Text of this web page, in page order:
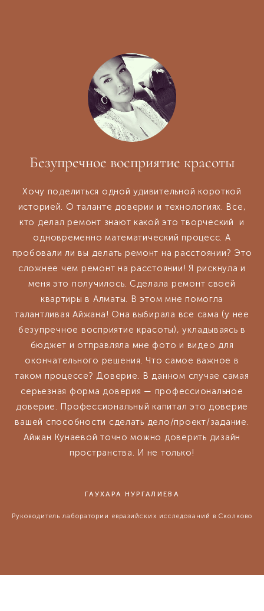
Безупречное восприятие красоты
Хочу поделиться одной удивительной короткой
историей. О таланте доверии и технологиях. Все,
кто делал ремонт знают какой это творческий и
одновременно математический процесс. А
пробовали ли вы делать ремонт на расстоянии? Это
сложнее чем ремонт на расстоянии! Я рискнула и
меня это получилось. Сделала ремонт своей
квартиры в Алматы. В этом мне помогла
талантливая Айжана! Она выбирала все сама (у нее
безупречное восприятие красоты), укладываясь в
бюджет и отправляла мне фото и видео для
окончательного решения. Что самое важное в
таком процессе? Доверие. В данном случае самая
серьезная форма доверия — профессиональное
доверие. Профессиональный капитал это доверие
вашей способности сделать дело/проект/задание.
Айжан Кунаевой точно можно доверить дизайн
пространства. И не только!
ГАУХАРА НУРГАЛИЕВА
Руководитель лаборатории евразийских исследований в Сколково